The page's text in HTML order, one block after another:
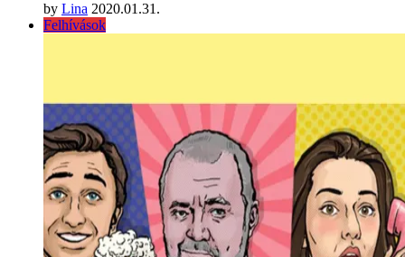
by Lina 2020.01.31.
Felhívások